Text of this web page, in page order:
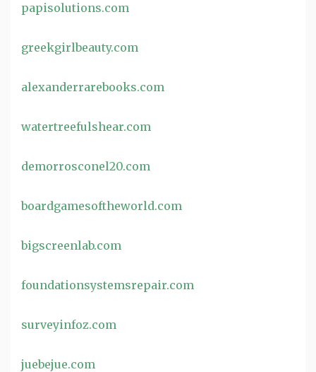
papisolutions.com
greekgirlbeauty.com
alexanderrarebooks.com
watertreefulshear.com
demorrosconel20.com
boardgamesoftheworld.com
bigscreenlab.com
foundationsystemsrepair.com
surveyinfoz.com
juebejue.com